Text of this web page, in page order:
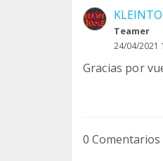
Teamer
24/04/2021
Gracias por
0 Comentarios